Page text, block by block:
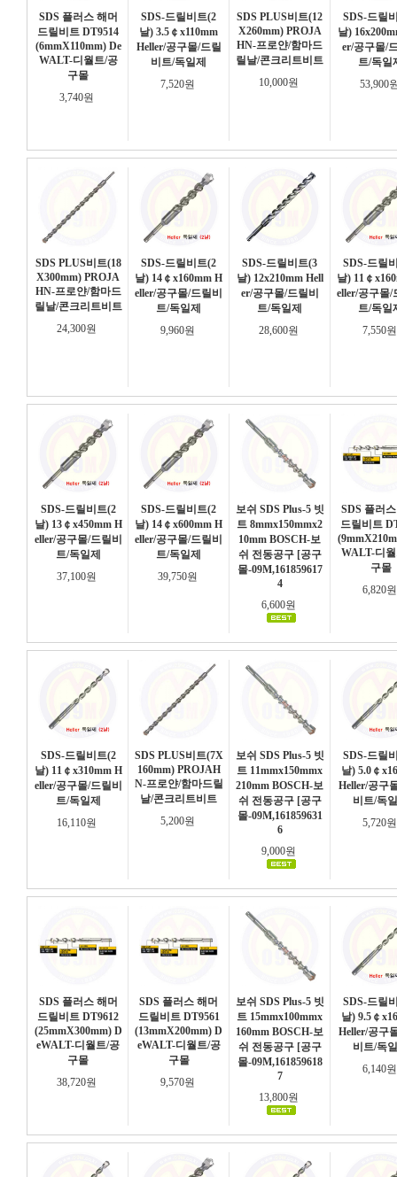
SDS 플러스 해머
드릴비트 DT9514
(6mmX110mm) De
WALT-디월트/공
구몰
3,740원
SDS-드릴비트(2
날) 3.5￠x110mm
Heller/공구몰/드릴
비트/독일제
7,520원
SDS PLUS비트(12
X260mm) PROJA
HN-프로얀/함마드
릴날/콘크리트비트
10,000원
SDS-드릴
날)
er/공구몰/
트/독일
53,900
SDS PLUS비트(18
X300mm) PROJA
HN-프로얀/함마드
릴날/콘크리트비트
24,300원
SDS-드릴비트(2
날) 14￠x160mm H
eller/공구몰/드릴비
트/독일제
9,960원
SDS-드릴비트(3
날) 12x210mm Hell
er/공구몰/드릴비
트/독일제
28,600원
SDS-드릴
날) 11￠
eller/공구몰/
트/독일
7,550
SDS-드릴비트(2
날) 13￠x450mm H
eller/공구몰/드릴비
트/독일제
37,100원
SDS-드릴비트(2
날) 14￠x600mm H
eller/공구몰/드릴비
트/독일제
39,750원
보쉬 SDS Plus-5 빗
트 8mmx150mmx2
10mm BOSCH-보
쉬 전동공구 [공구
몰-09M,161859617
4
6,600원
SDS 플러
드릴비트
WALT-디
구몰
6,820
SDS-드릴비트(2
날) 11￠x310mm H
eller/공구몰/드릴비
트/독일제
16,110원
SDS PLUS비트(7X
160mm) PROJAH
N-프로얀/함마드릴
날/콘크리트비트
5,200원
보쉬 SDS Plus-5 빗
트 11mmx150mmx
210mm BOSCH-보
쉬 전동공구 [공구
몰-09M,161859631
6
9,000원
SDS-드릴
날) 5.0￠
Heller/공구
비트/독
5,720
SDS 플러스 해머
드릴비트 DT9612
(25mmX300mm) D
eWALT-디월트/공
구몰
38,720원
SDS 플러스 해머
드릴비트 DT9561
(13mmX200mm) D
eWALT-디월트/공
구몰
9,570원
보쉬 SDS Plus-5 빗
트 15mmx100mmx
160mm BOSCH-보
쉬 전동공구 [공구
몰-09M,161859618
7
13,800원
SDS-드릴
날) 9.5￠
Heller/공구
비트/독
6,140